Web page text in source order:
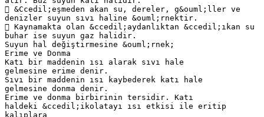
 &Ccedil;eşmeden akan su, dereler, g&ouml;ller ve
denizler suyun sıvı haline &ouml;rnektir.
 Kaynamakta olan &ccedil;aydanlıktan &ccedil;ıkan su
buhar ise suyun gaz halidir.
Suyun hal değiştirmesine &ouml;rnek;
Erime ve Donma
Katı bir maddenin ısı alarak sıvı hale
gelmesine erime denir.
Sıvı bir maddenin ısı kaybederek katı hale
gelmesine donma denir.
Erime ve donma birbirinin tersidir. Katı
haldeki &ccedil;ikolatayı ısı etkisi ile eritip
kalıplara